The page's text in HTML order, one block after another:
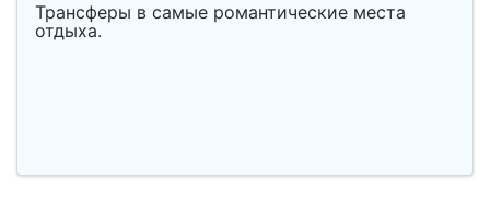
Трансферы в самые романтические места
отдыха.